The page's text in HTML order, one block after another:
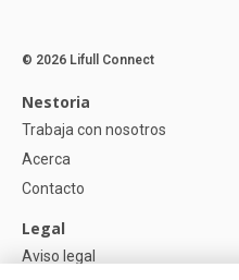
© 2026 Lifull Connect
Nestoria
Trabaja con nosotros
Acerca
Contacto
Legal
Aviso legal